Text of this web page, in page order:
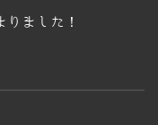
ました！